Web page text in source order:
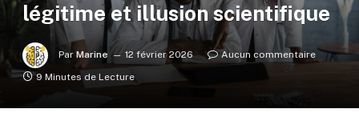
légitime et illusion scientifique
Par Marine 12 février 2026
Aucun commentaire
9 Minutes de Lecture